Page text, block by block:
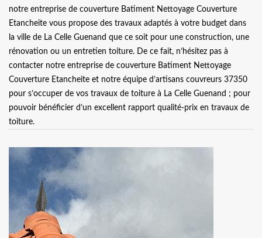
notre entreprise de couverture Batiment Nettoyage Couverture
Etancheite vous propose des travaux adaptés à votre budget dans
la ville de La Celle Guenand que ce soit pour une construction, une
rénovation ou un entretien toiture. De ce fait, n’hésitez pas à
contacter notre entreprise de couverture Batiment Nettoyage
Couverture Etancheite et notre équipe d’artisans couvreurs 37350
pour s’occuper de vos travaux de toiture à La Celle Guenand ; pour
pouvoir bénéficier d’un excellent rapport qualité-prix en travaux de
toiture.